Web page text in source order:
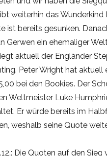
weiterhin das Wunderkind
ist bereits gesunken.
Gerwen ein ehemaliger
aktuell der Engländer
Peter Wright hat aktuell
bei den Bookies. Der
Weltmeister Luke
Er würde bereits im
weshalb seine Quote
Die Quoten auf den Sieg